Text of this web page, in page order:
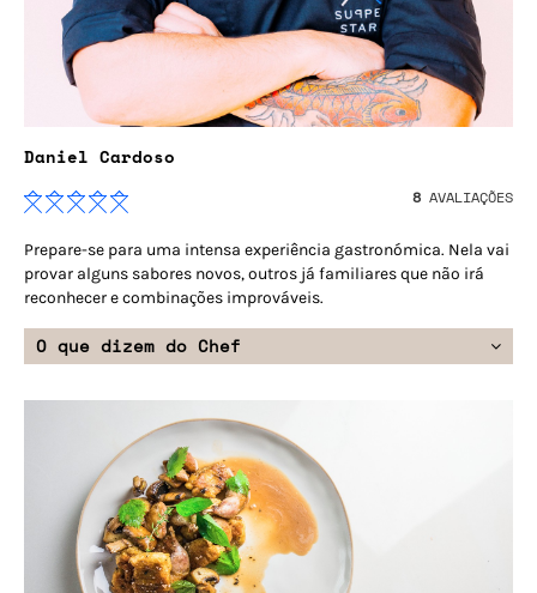
Daniel Cardoso
8 AVALIAÇÕES
Prepare-se para uma intensa experiência gastronómica. Nela vai
provar alguns sabores novos, outros já familiares que não irá
reconhecer e combinações improváveis.
O que dizem do Chef